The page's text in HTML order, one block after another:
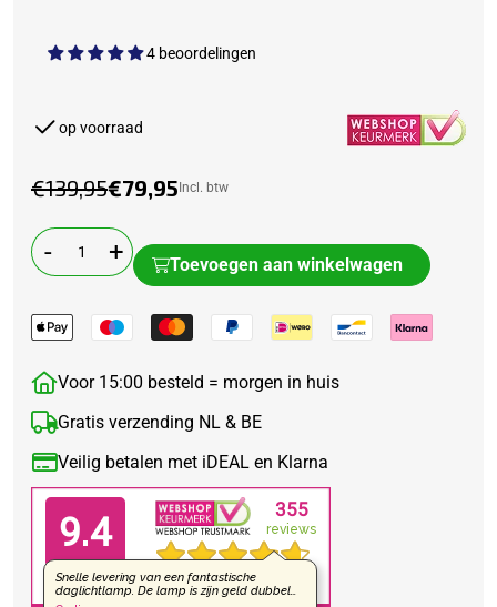
4 beoordelingen
op voorraad
€139,95€79,95 Incl. btw
- + Toevoegen aan winkelwagen
Voor 15:00 besteld = morgen in huis
Gratis verzending NL & BE
Veilig betalen met iDEAL en Klarna